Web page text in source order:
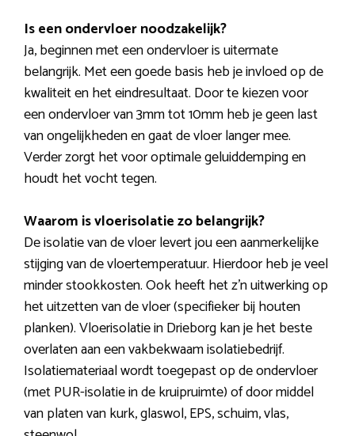
Is een ondervloer noodzakelijk?
Ja, beginnen met een ondervloer is uitermate
belangrijk. Met een goede basis heb je invloed op de
kwaliteit en het eindresultaat. Door te kiezen voor
een ondervloer van 3mm tot 10mm heb je geen last
van ongelijkheden en gaat de vloer langer mee.
Verder zorgt het voor optimale geluiddemping en
houdt het vocht tegen.
Waarom is vloerisolatie zo belangrijk?
De isolatie van de vloer levert jou een aanmerkelijke
stijging van de vloertemperatuur. Hierdoor heb je veel
minder stookkosten. Ook heeft het z’n uitwerking op
het uitzetten van de vloer (specifieker bij houten
planken). Vloerisolatie in Drieborg kan je het beste
overlaten aan een vakbekwaam isolatiebedrijf.
Isolatiemateriaal wordt toegepast op de ondervloer
(met PUR-isolatie in de kruipruimte) of door middel
van platen van kurk, glaswol, EPS, schuim, vlas,